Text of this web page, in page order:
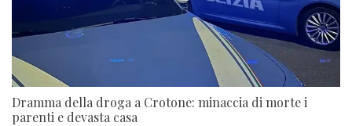
Dramma della droga a Crotone: minaccia di morte i
parenti e devasta casa